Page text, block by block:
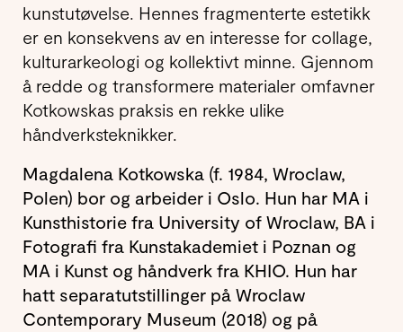
kunstutøvelse. Hennes fragmenterte estetikk
er en konsekvens av en interesse for collage,
kulturarkeologi og kollektivt minne. Gjennom
å redde og transformere materialer omfavner
Kotkowskas praksis en rekke ulike
håndverksteknikker.
Magdalena Kotkowska (f. 1984, Wroclaw,
Polen) bor og arbeider i Oslo. Hun har MA i
Kunsthistorie fra University of Wroclaw, BA i
Fotografi fra Kunstakademiet i Poznan og
MA i Kunst og håndverk fra KHIO. Hun har
hatt separatutstillinger på Wroclaw
Contemporary Museum (2018) og på